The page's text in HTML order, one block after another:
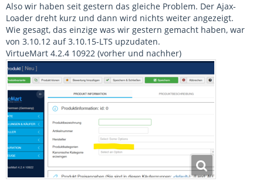
Also wir haben seit gestern das gleiche Problem. Der Ajax-
Loader dreht kurz und dann wird nichts weiter angezeigt.
Wie gesagt, das einzige was wir gestern gemacht haben, war
von 3.10.12 auf 3.10.15-LTS upzudaten.
VirtueMart 4.2.4 10922 (vorher und nachher)